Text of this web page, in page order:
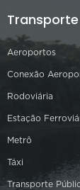
Transporte
Aeroportos
Conexão
Rodoviária
Estação
Metrô
Táxi
Transporte